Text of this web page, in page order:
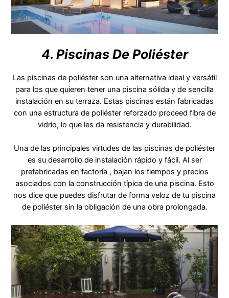
4. Piscinas De Poliéster
Las piscinas de poliéster son una alternativa ideal y versátil
para los que quieren tener una piscina sólida y de sencilla
instalación en su terraza. Estas piscinas están fabricadas
con una estructura de poliéster reforzado proceed fibra de
vidrio, lo que les da resistencia y durabilidad.
Una de las principales virtudes de las piscinas de poliéster
es su desarrollo de instalación rápido y fácil. Al ser
prefabricadas en factoría , bajan los tiempos y precios
asociados con la construcción típica de una piscina. Esto
nos dice que puedes disfrutar de forma veloz de tu piscina
de poliéster sin la obligación de una obra prolongada.